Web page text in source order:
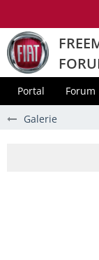
Portal Forum
Galerie